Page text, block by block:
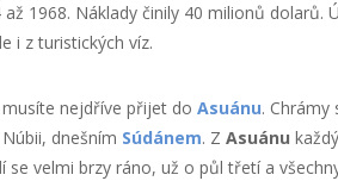
1968. Náklady činily 40 milionů dolarů.
i z turistických víz.
musíte nejdříve přijet do Asuánu. Chrámy
dnešním Súdánem. Z Asuánu
se velmi brzy ráno, už o půl třetí a